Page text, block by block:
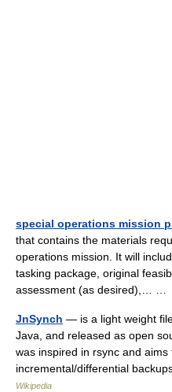
special operations mission
that contains the materials
operations mission. It will
tasking package, original
assessment (as desired),… …
JnSynch — is a light weight
Java, and released as open
was inspired in rsync and
incremental/differential
Wikipedia